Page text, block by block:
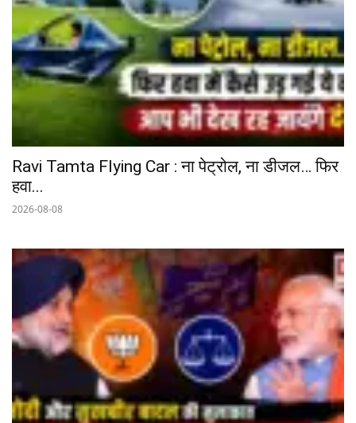
Ravi Tamta Flying Car : ना पेट्रोल, ना डीजल… फिर
हवा...
2026-08-08